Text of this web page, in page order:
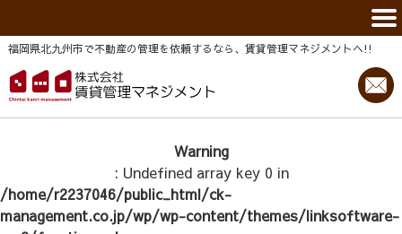
福岡県北九州市で不動産の管理を依頼するなら、賃貸管理マネジメントヘ!!
Warning
: Undefined array key 0 in
/home/r2237046/public_html/ck-
management.co.jp/wp/wp-content/themes/linksoftware-